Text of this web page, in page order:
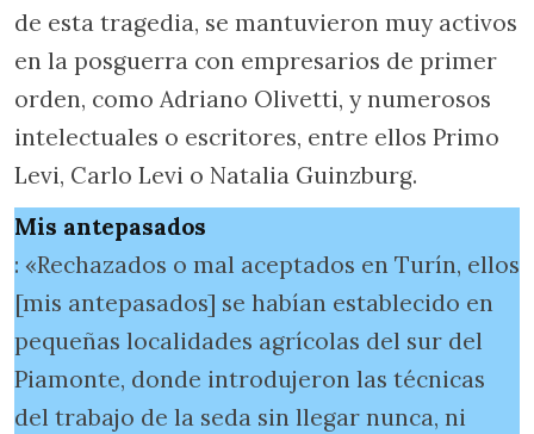
de esta tragedia, se mantuvieron muy activos
en la posguerra con empresarios de primer
orden, como Adriano Olivetti, y numerosos
intelectuales o escritores, entre ellos Primo
Levi, Carlo Levi o Natalia Guinzburg.
Mis antepasados
: «Rechazados o mal aceptados en Turín, ellos
[mis antepasados] se habían establecido en
pequeñas localidades agrícolas del sur del
Piamonte, donde introdujeron las técnicas
del trabajo de la seda sin llegar nunca, ni